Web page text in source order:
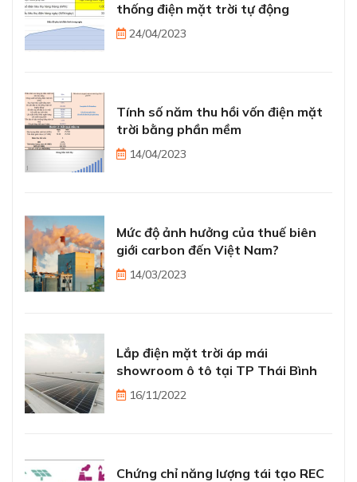
thống điện mặt trời tự động
24/04/2023
Tính số năm thu hồi vốn điện mặt
trời bằng phần mềm
14/04/2023
Mức độ ảnh hưởng của thuế biên
giới carbon đến Việt Nam?
14/03/2023
Lắp điện mặt trời áp mái
showroom ô tô tại TP Thái Bình
16/11/2022
Chứng chỉ năng lượng tái tạo REC